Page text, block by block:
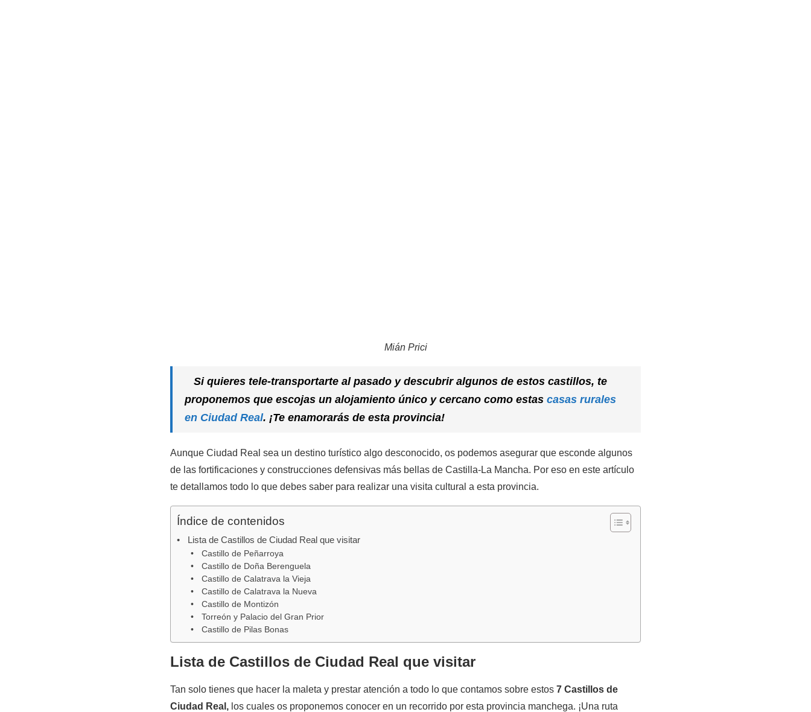
Mián Prici
Si quieres tele-transportarte al pasado y descubrir algunos de estos castillos, te
proponemos que escojas un alojamiento único y cercano como estas casas rurales
en Ciudad Real. ¡Te enamorarás de esta provincia!
Aunque Ciudad Real sea un destino turístico algo desconocido, os podemos asegurar que esconde algunos
de las fortificaciones y construcciones defensivas más bellas de Castilla-La Mancha. Por eso en este artículo
te detallamos todo lo que debes saber para realizar una visita cultural a esta provincia.
Índice de contenidos
Lista de Castillos de Ciudad Real que visitar
Castillo de Peñarroya
Castillo de Doña Berenguela
Castillo de Calatrava la Vieja
Castillo de Calatrava la Nueva
Castillo de Montizón
Torreón y Palacio del Gran Prior
Castillo de Pilas Bonas
Lista de Castillos de Ciudad Real que visitar
Tan solo tienes que hacer la maleta y prestar atención a todo lo que contamos sobre estos 7 Castillos de
Ciudad Real, los cuales os proponemos conocer en un recorrido por esta provincia manchega. ¡Una ruta